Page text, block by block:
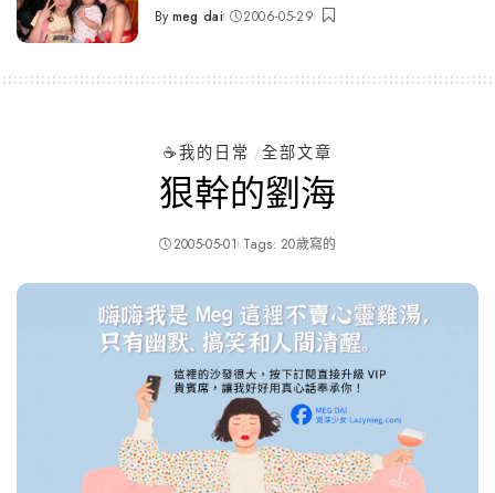
Posted
By meg dai 2006-05-29
☕️我的日常 全部文章
狠幹的劉海
2005-05-01 Tags: 20歲寫的